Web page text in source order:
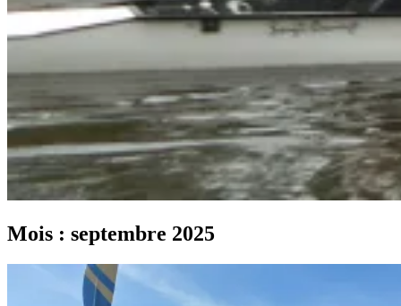
Mois : septembre 2025